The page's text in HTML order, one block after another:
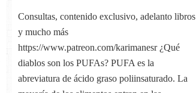
Consultas, contenido exclusivo, adelanto libros
y mucho más
https://www.patreon.com/karimanesr ¿Qué
diablos son los PUFAs? PUFA es la
abreviatura de ácido graso poliinsaturado. La